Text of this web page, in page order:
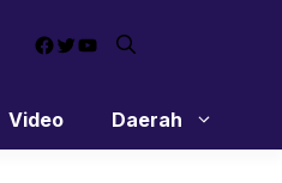
Facebook
Twitter
YouTube
Video Daerah